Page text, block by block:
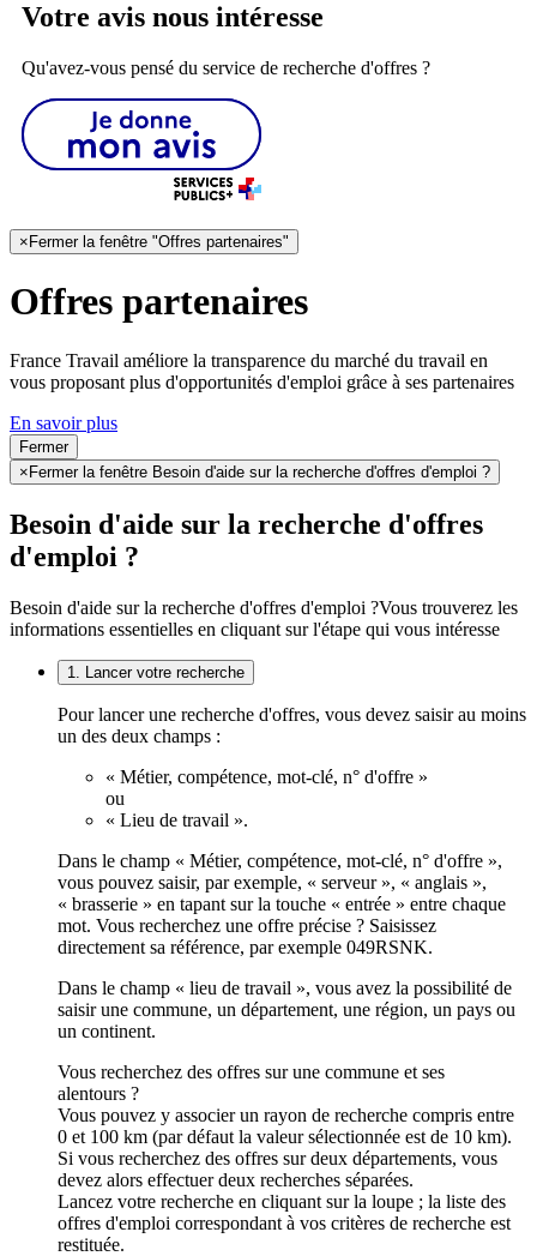
Votre avis nous intéresse
Qu'avez-vous pensé du service de recherche d'offres ?
× Fermer la fenêtre "Offres partenaires"
Offres partenaires
France Travail améliore la transparence du marché du travail en
vous proposant plus d'opportunités d'emploi grâce à ses partenaires
En savoir plus
Fermer
× Fermer la fenêtre Besoin d'aide sur la recherche d'offres d'emploi ?
Besoin d'aide sur la recherche d'offres
d'emploi ?
Besoin d'aide sur la recherche d'offres d'emploi ?Vous trouverez les
informations essentielles en cliquant sur l'étape qui vous intéresse
1. Lancer votre recherche
Pour lancer une recherche d'offres, vous devez saisir au moins
un des deux champs :
« Métier, compétence, mot-clé, n° d'offre »
ou
« Lieu de travail ».
Dans le champ « Métier, compétence, mot-clé, n° d'offre »,
vous pouvez saisir, par exemple, « serveur », « anglais »,
« brasserie » en tapant sur la touche « entrée » entre chaque
mot. Vous recherchez une offre précise ? Saisissez
directement sa référence, par exemple 049RSNK.
Dans le champ « lieu de travail », vous avez la possibilité de
saisir une commune, un département, une région, un pays ou
un continent.
Vous recherchez des offres sur une commune et ses
alentours ?
Vous pouvez y associer un rayon de recherche compris entre
0 et 100 km (par défaut la valeur sélectionnée est de 10 km).
Si vous recherchez des offres sur deux départements, vous
devez alors effectuer deux recherches séparées.
Lancez votre recherche en cliquant sur la loupe ; la liste des
offres d'emploi correspondant à vos critères de recherche est
restituée.